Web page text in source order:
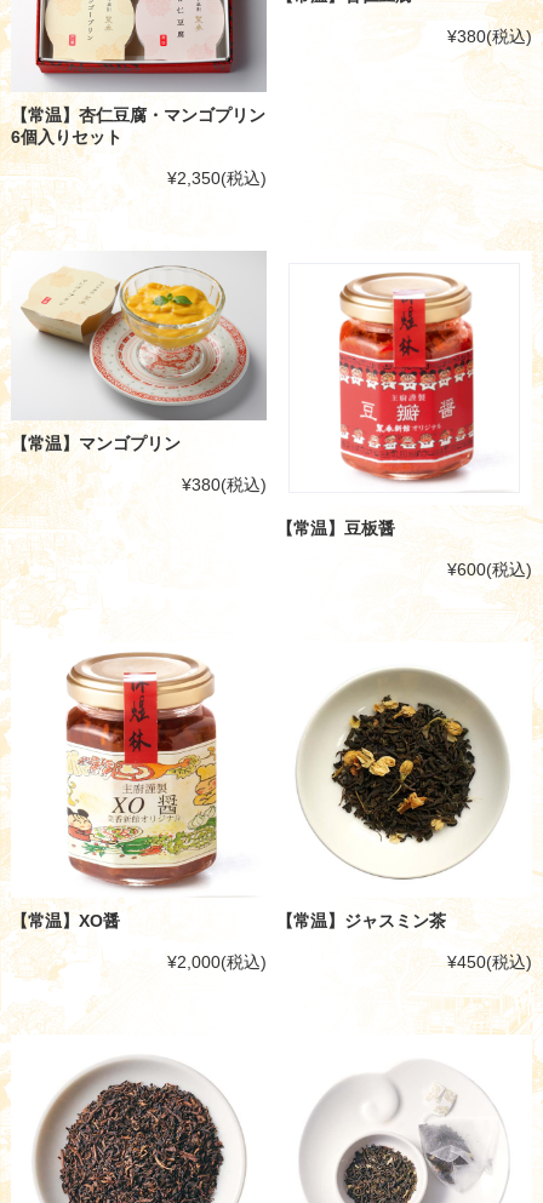
【常温】杏仁豆腐・マンゴプリン
6個入りセット
¥2,350(税込)
¥380(税込)
【常温】マンゴプリン
¥380(税込)
【常温】豆板醤
¥600(税込)
【常温】XO醤
¥2,000(税込)
【常温】ジャスミン茶
¥450(税込)